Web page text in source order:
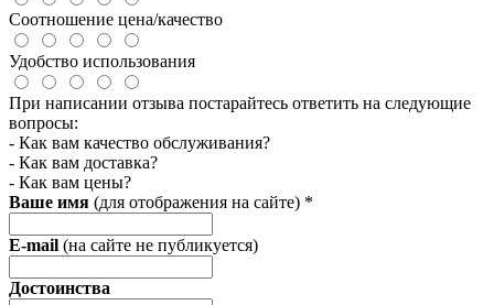
Соотношение цена/качество
Удобство использования
При написании отзыва постарайтесь ответить на следующие
вопросы:
- Как вам качество обслуживания?
- Как вам доставка?
- Как вам цены?
Ваше имя (для отображения на сайте) *
E-mail (на сайте не публикуется)
Достоинства